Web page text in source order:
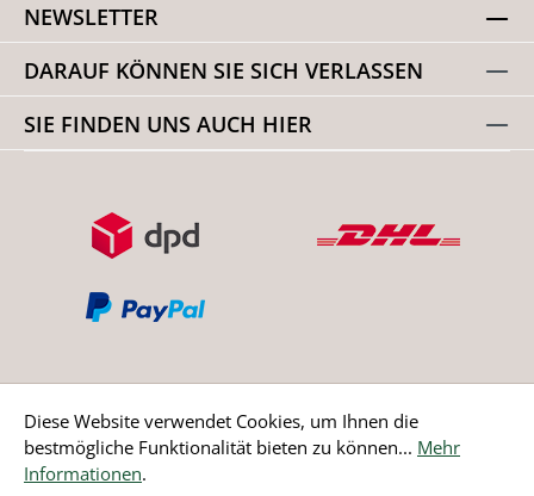
NEWSLETTER
DARAUF KÖNNEN SIE SICH VERLASSEN
SIE FINDEN UNS AUCH HIER
Bestellung widerrufen
Diese Website verwendet Cookies, um Ihnen die
bestmögliche Funktionalität bieten zu können... Mehr
Informationen.